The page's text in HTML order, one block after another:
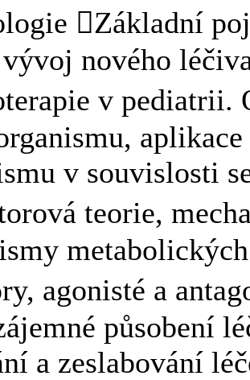
Základní
nového
v pediatrii.
v souvislosti
teorie,
agonisté a
působení
a zeslabování